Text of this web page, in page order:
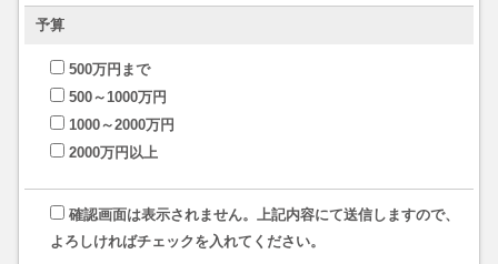
予算
500万円まで
500～1000万円
1000～2000万円
2000万円以上
確認画面は表示されません。上記内容にて送信しますので、
よろしければチェックを入れてください。